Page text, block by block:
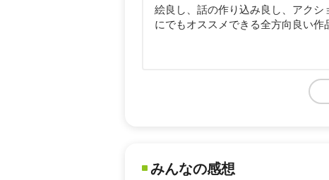
絵良し、話の作り込み良し、アク
にでもオススメできる全方向良い作
みんなの感想